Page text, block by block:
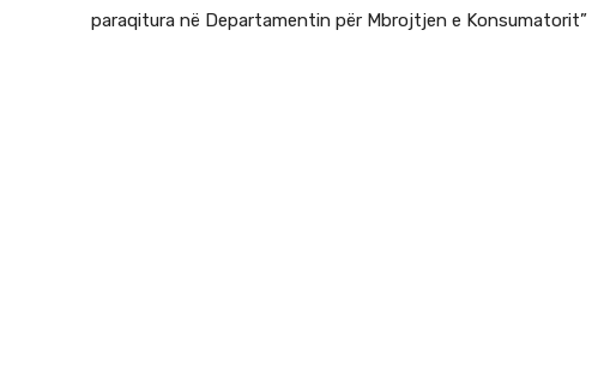
paraqitura në Departamentin për Mbrojtjen e Konsumatorit”